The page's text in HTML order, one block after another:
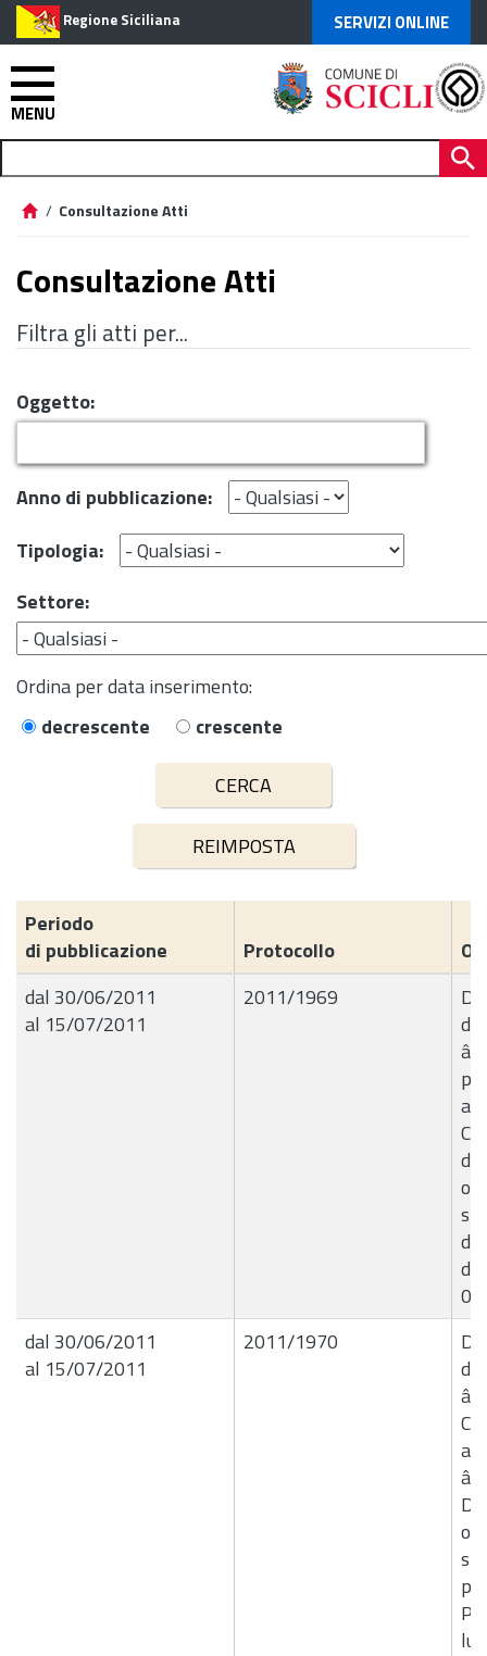
Regione Siciliana SERVIZI ONLINE
MENU
/ Consultazione Atti
Consultazione Atti
Filtra gli atti per...
Oggetto:
Anno di pubblicazione:
Tipologia:
Settore:
Ordina per data inserimento:
decrescente
crescente
Periodo
di pubblicazione
Protocollo
dal 30/06/2011
al 15/07/2011
2011/1969
di
di
dal 30/06/2011
al 15/07/2011
2011/1970